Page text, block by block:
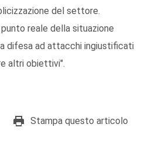
del settore.
reale della situazione
difesa ad attacchi ingiustificati
altri obiettivi".
Stampa questo articolo